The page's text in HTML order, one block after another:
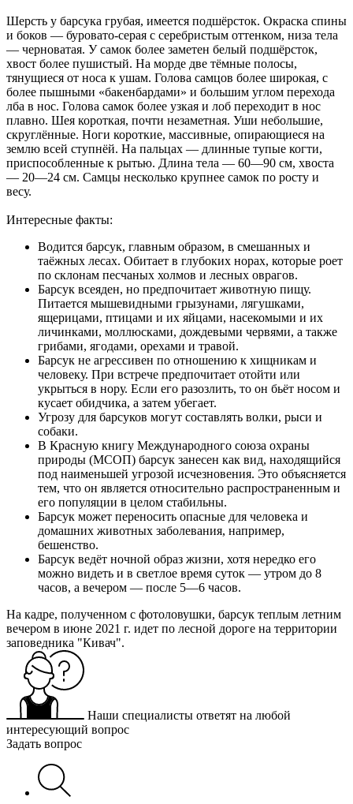
Шерсть у барсука грубая, имеется подшёрсток. Окраска спины
и боков — буровато-серая с серебристым оттенком, низа тела
— черноватая. У самок более заметен белый подшёрсток,
хвост более пушистый. На морде две тёмные полосы,
тянущиеся от носа к ушам. Голова самцов более широкая, с
более пышными «бакенбардами» и большим углом перехода
лба в нос. Голова самок более узкая и лоб переходит в нос
плавно. Шея короткая, почти незаметная. Уши небольшие,
скруглённые. Ноги короткие, массивные, опирающиеся на
землю всей ступнёй. На пальцах — длинные тупые когти,
приспособленные к рытью. Длина тела — 60—90 см, хвоста
— 20—24 см. Самцы несколько крупнее самок по росту и
весу.
Интересные факты:
Водится барсук, главным образом, в смешанных и
таёжных лесах. Обитает в глубоких норах, которые роет
по склонам песчаных холмов и лесных оврагов.
Барсук всеяден, но предпочитает животную пищу.
Питается мышевидными грызунами, лягушками,
ящерицами, птицами и их яйцами, насекомыми и их
личинками, моллюсками, дождевыми червями, а также
грибами, ягодами, орехами и травой.
Барсук не агрессивен по отношению к хищникам и
человеку. При встрече предпочитает отойти или
укрыться в нору. Если его разозлить, то он бьёт носом и
кусает обидчика, а затем убегает.
Угрозу для барсуков могут составлять волки, рыси и
собаки.
В Красную книгу Международного союза охраны
природы (МСОП) барсук занесен как вид, находящийся
под наименьшей угрозой исчезновения. Это объясняется
тем, что он является относительно распространенным и
его популяции в целом стабильны.
Барсук может переносить опасные для человека и
домашних животных заболевания, например,
бешенство.
Барсук ведёт ночной образ жизни, хотя нередко его
можно видеть и в светлое время суток — утром до 8
часов, а вечером — после 5—6 часов.
На кадре, полученном с фотоловушки, барсук теплым летним
вечером в июне 2021 г. идет по лесной дороге на территории
заповедника "Кивач".
Наши специалисты ответят на любой
интересующий вопрос
Задать вопрос